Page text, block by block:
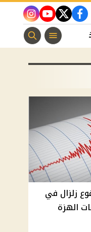
facebook
twitter
youtube
instagram
الفن منوعات مسيحية
زلزال في
الهزة